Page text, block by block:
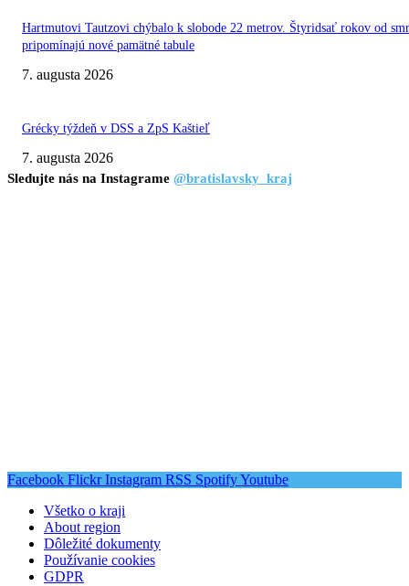
Hartmutovi Tautzovi chýbalo k slobode 22 metrov. Štyridsať rokov od
pripomínajú nové pamätné tabule
7. augusta 2026
Grécky týždeň v DSS a ZpS Kaštieľ
7. augusta 2026
Sledujte nás na Instagrame @bratislavsky_kraj
Facebook Flickr Instagram RSS SpotifyYoutube
Všetko o kraji
About region
Dôležité dokumenty
Používanie cookies
GDPR